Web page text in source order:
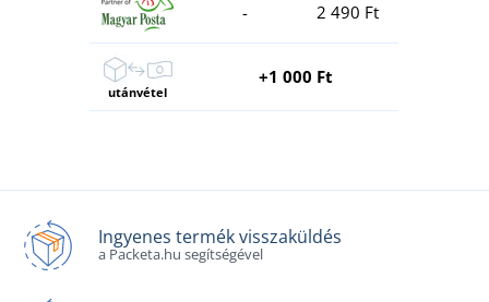
- 2 490 Ft
utánvétel
+1 000 Ft
Ingyenes termék visszaküldés
a Packeta.hu segítségével